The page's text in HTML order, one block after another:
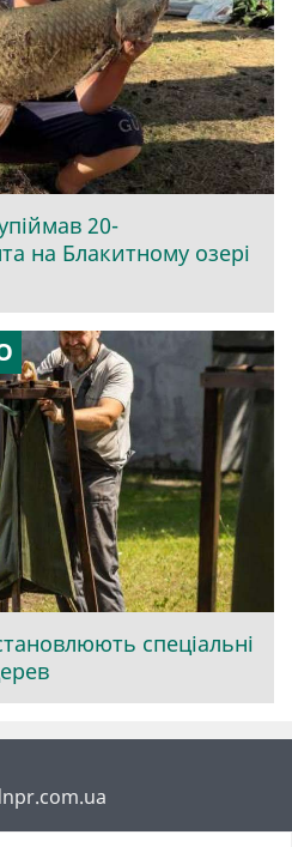
20-
на Блакитному озері
спеціальні